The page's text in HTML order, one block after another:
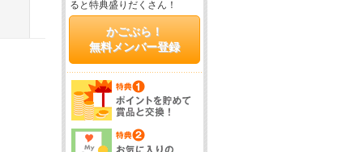
ると特典盛りだくさん！
かごぶら！
無料メンバー登録